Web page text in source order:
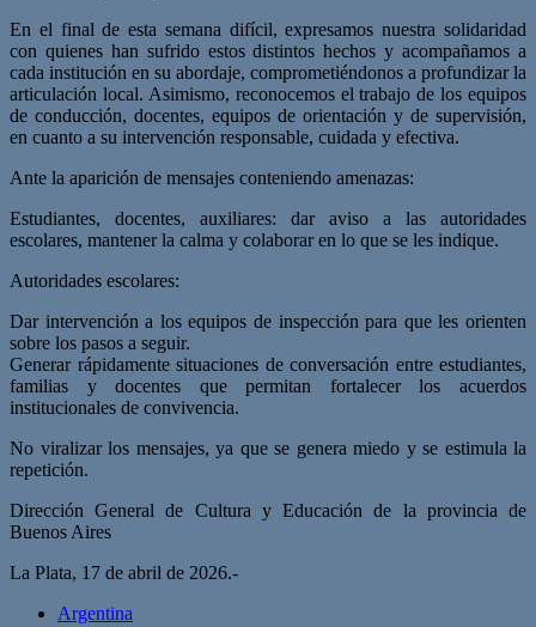
En el final de esta semana difícil, expresamos nuestra solidaridad
con quienes han sufrido estos distintos hechos y acompañamos a
cada institución en su abordaje, comprometiéndonos a profundizar la
articulación local. Asimismo, reconocemos el trabajo de los equipos
de conducción, docentes, equipos de orientación y de supervisión,
en cuanto a su intervención responsable, cuidada y efectiva.
Ante la aparición de mensajes conteniendo amenazas:
Estudiantes, docentes, auxiliares: dar aviso a las autoridades
escolares, mantener la calma y colaborar en lo que se les indique.
Autoridades escolares:
Dar intervención a los equipos de inspección para que les orienten
sobre los pasos a seguir.
Generar rápidamente situaciones de conversación entre estudiantes,
familias y docentes que permitan fortalecer los acuerdos
institucionales de convivencia.
No viralizar los mensajes, ya que se genera miedo y se estimula la
repetición.
Dirección General de Cultura y Educación de la provincia de
Buenos Aires
La Plata, 17 de abril de 2026.-
Argentina